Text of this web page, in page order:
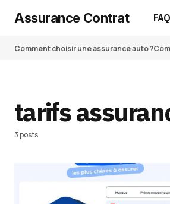
Assurance Contrat FAQ
Comment choisir une assurance auto ?
tarifs
3 posts